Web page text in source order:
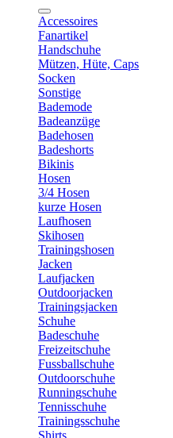
Accessoires
Fanartikel
Handschuhe
Mützen, Hüte, Caps
Socken
Sonstige
Bademode
Badeanzüge
Badehosen
Badeshorts
Bikinis
Hosen
3/4 Hosen
kurze Hosen
Laufhosen
Skihosen
Trainingshosen
Jacken
Laufjacken
Outdoorjacken
Trainingsjacken
Schuhe
Badeschuhe
Freizeitschuhe
Fussballschuhe
Outdoorschuhe
Runningschuhe
Tennisschuhe
Trainingsschuhe
Shirts